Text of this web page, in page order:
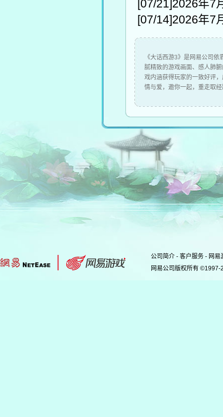
[07/21] 2026年7
[07/14]2026年7
《大话西游3》是网易公司
腻精致的游戏画面、感人肺
戏内涵获得玩家的一致好评
情与爱，邀你一起，重走取
公司简介 - 客户服务 - 网易
网易公司版权所有